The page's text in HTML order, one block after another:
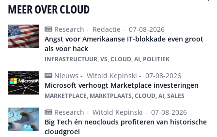
MEER OVER CLOUD
Research - Redactie - 07-08-2026
Angst voor Amerikaanse IT-blokkade even groot
als voor hack
INFRASTRUCTUUR, VS, CLOUD, AI, POLITIEK
Nieuws - Witold Kepinski - 07-08-2026
Microsoft verhoogt Marketplace investeringen
MARKETPLACE, MARKTPLAATS, CLOUD, AI, SALES
Research - Witold Kepinski - 07-08-2026
Big Tech én neoclouds profiteren van historische
cloudgroei